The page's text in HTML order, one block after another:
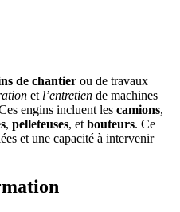
de chantier ou de travaux
et l’entretien de machines
engins incluent les camions,
, pelleteuses, et bouteurs. Ce
et une capacité à intervenir